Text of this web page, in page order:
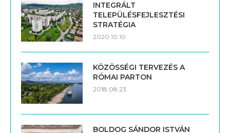
INTEGRÁLT
TELEPÜLÉSFEJLESZTÉSI
STRATÉGIA
2020.10.10.
KÖZÖSSÉGI TERVEZÉS A
RÓMAI PARTON
2018.08.23.
BOLDOG SÁNDOR ISTVÁN